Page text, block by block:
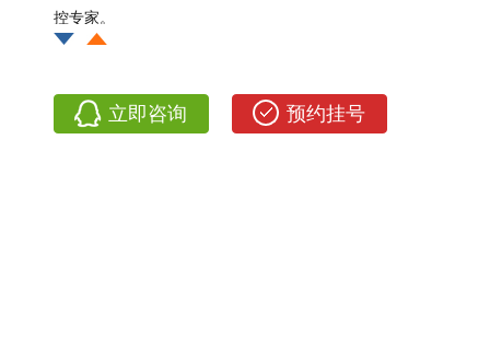
控专家。
立即咨询 预约挂号